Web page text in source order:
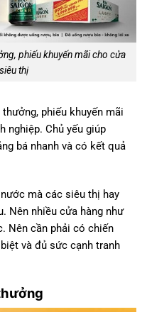
phiếu khuyến mãi cho cửa
thị
phiếu khuyến mãi
nghiệp. Chủ yếu giúp
bá nhanh và có kết quả
mà các siêu thị hay
Nên nhiều cửa hàng như
Nên cần phải có chiến
và đủ sức cạnh tranh